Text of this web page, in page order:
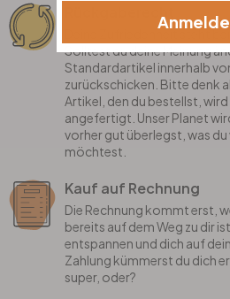
Rückgaberecht
Deine Zufriedenheit steht
Solltest du deine Meinung
Standardartikel innerhalb
zurückschicken. Bitte denk
Artikel, den du bestellst,
angefertigt. Unser Planet
vorher gut überlegst, was
möchtest.
Kauf auf Rechnung
Die Rechnung kommt erst,
bereits auf dem Weg zu dir
entspannen und dich auf
Zahlung kümmerst du dich
super, oder?